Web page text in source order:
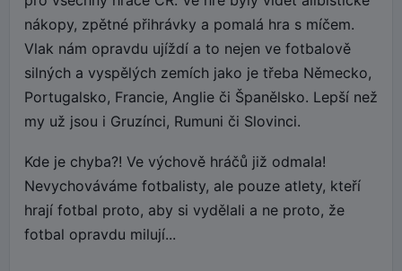
nákopy, zpětné přihrávky a pomalá hra s míčem.
Vlak nám opravdu ujíždí a to nejen ve fotbalově
silných a vyspělých zemích jako je třeba Německo,
Portugalsko, Francie, Anglie či Španělsko. Lepší než
my už jsou i Gruzínci, Rumuni či Slovinci.
Kde je chyba?! Ve výchově hráčů již odmala!
Nevychováváme fotbalisty, ale pouze atlety, kteří
hrají fotbal proto, aby si vydělali a ne proto, že
fotbal opravdu milují...